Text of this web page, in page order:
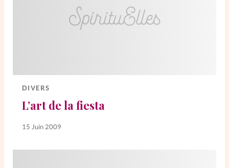
DIVERS
L’art de la fiesta
15 Juin 2009